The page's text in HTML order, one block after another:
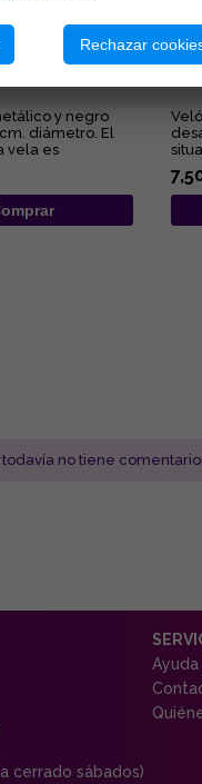
METÁLICO Y
y negro
diámetro. El
vela es
del
no tiene
cerrado sábados)
Rechazar